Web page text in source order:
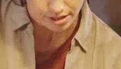
ללמוד
פרונטלי